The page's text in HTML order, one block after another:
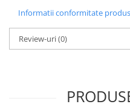
Informatii conformitate produs
Review-uri(0)